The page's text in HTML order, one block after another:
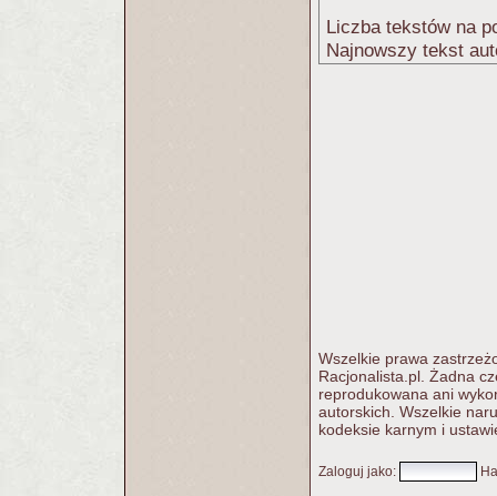
Liczba tekstów na
Najnowszy tekst
Wszelkie prawa
Racjonalista.pl. Żadna
reprodukowana ani
autorskich. Wszelkie
kodeksie karnym i
Zaloguj jako: